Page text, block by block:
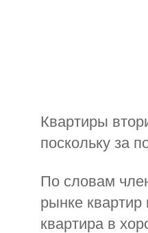
Квартиры
поскольку за
По словам
рынке
квартира в